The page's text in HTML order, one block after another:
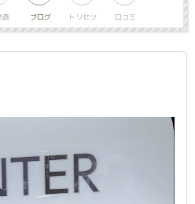
画 ブログ トリセツ 口コミ